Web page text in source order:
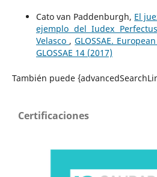
Cato van Paddenburgh, El
ejemplo del Iudex
Velasco ,GLOSSAE.
GLOSSAE 14 (2017)
También puede
Certificaciones